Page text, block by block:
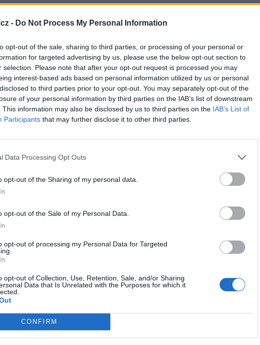
- Do Not Process My Personal Information
opt-out of the sale, sharing to third parties, or processing of your personal or
for targeted advertising by us, please use the below opt-out section to
selection. Please note that after your opt-out request is processed you may
interest-based ads based on personal information utilized by us or personal
to third parties prior to your opt-out. You may separately opt-out of the
of your personal information by third parties on the IAB’s list of downstream
This information may also be disclosed by us to third parties on the IAB’s List of
Participants that may further disclose it to other third parties.
Data Processing Opt Outs
opt-out of the Sharing of my personal data.
opt-out of the Sale of my Personal Data.
opt-out of processing my Personal Data for Targeted
opt-out of Collection, Use, Retention, Sale, and/or Sharing
Data that Is Unrelated with the Purposes for which it
CONFIRM
už dávno nejsem. Mám dospělého syna. Tak hodně štěstí, při luštění hochu.
|Předmět: RE:
se a odpovědět
|Předmět:nový druh pavouka
se a odpovědět
|Předmět:RE: nový druh pavouka
.
souhlasím . Občas sem podobní exhibicionisti zavítají . ..Přitáhnout
složitým a ztrácet tím čas chce málo lidí . Ale když vidím . že slovní fotbal
se a odpovědět
|Předmět:
jsem dala hodně lehoučké, Asi se jim to nehodí do krámu. Přeji